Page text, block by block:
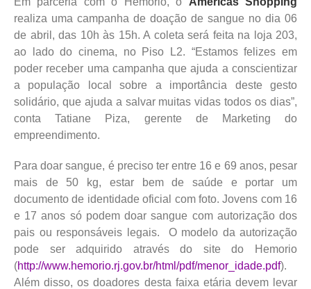
realiza uma campanha de doação de sangue no dia 06
de abril, das 10h às 15h. A coleta será feita na loja 203,
ao lado do cinema, no Piso L2. “Estamos felizes em
poder receber uma campanha que ajuda a conscientizar
a população local sobre a importância deste gesto
solidário, que ajuda a salvar muitas vidas todos os dias”,
conta Tatiane Piza, gerente de Marketing do
empreendimento.
Para doar sangue, é preciso ter entre 16 e 69 anos, pesar
mais de 50 kg, estar bem de saúde e portar um
documento de identidade oficial com foto. Jovens com 16
e 17 anos só podem doar sangue com autorização dos
pais ou responsáveis legais. O modelo da autorização
pode ser adquirido através do site do Hemorio
(http://www.hemorio.rj.gov.br/html/pdf/menor_idade.pdf).
Além disso, os doadores desta faixa etária devem levar